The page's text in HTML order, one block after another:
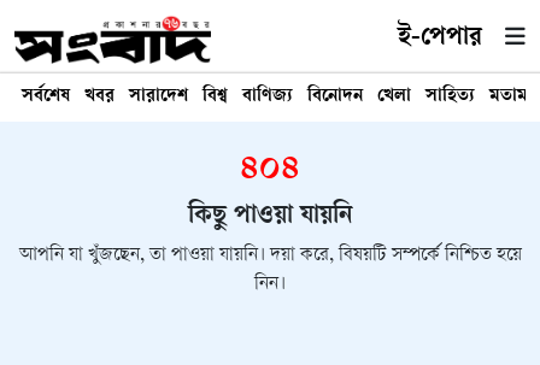
ই-পেপার
সর্বশেষ খবর সারাদেশ বিশ্ব বাণিজ্য বিনোদন খেলা সাহিত্য মতামত
৪০৪
কিছু পাওয়া যায়নি
আপনি যা খুঁজছেন, তা পাওয়া যায়নি। দয়া করে, বিষয়টি সম্পর্কে নিশ্চিত হয়ে
নিন।